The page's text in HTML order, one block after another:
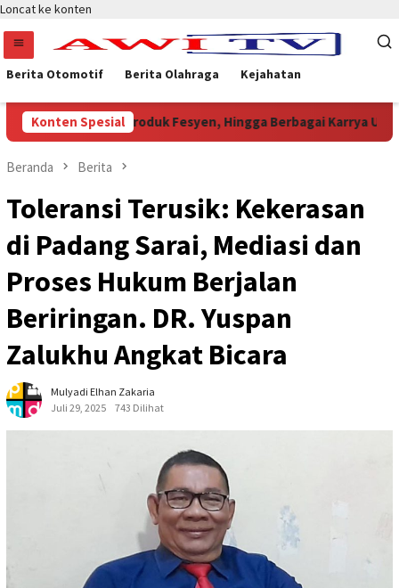
Loncat ke konten
Berita Otomotif Berita Olahraga Kejahatan
Konten Spesial
Papua, Produk Fesyen, Hingga Berbagai Karrya UMKM !
Beranda Berita
Toleransi Terusik: Kekerasan
di Padang Sarai, Mediasi dan
Proses Hukum Berjalan
Beriringan. DR. Yuspan
Zalukhu Angkat Bicara
Mulyadi Elhan Zakaria
Juli 29, 2025
743 Dilihat